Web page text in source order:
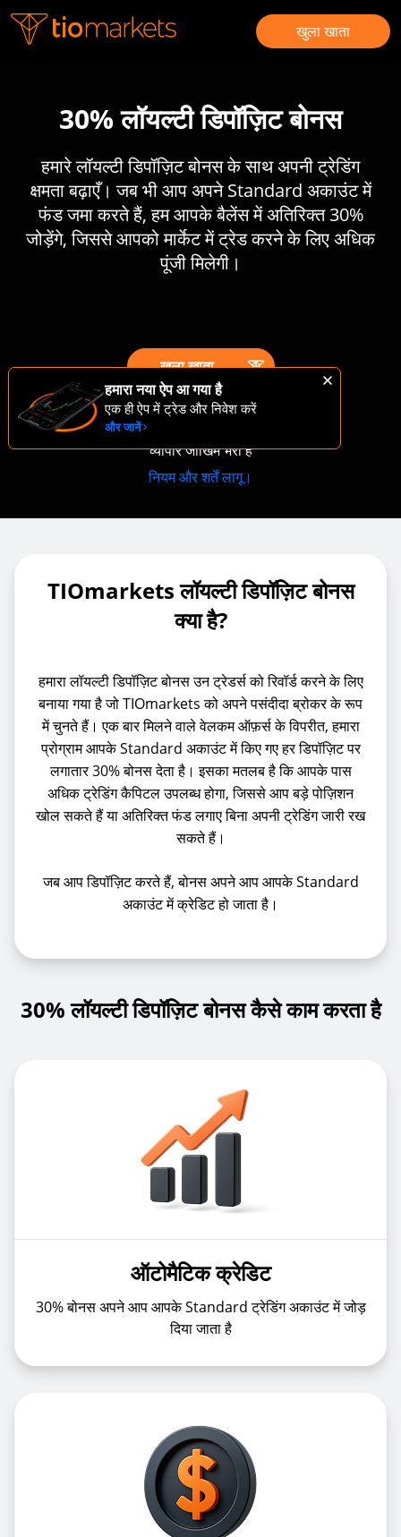
खुला खाता
30% लॉयल्टी डिपॉज़िट बोनस
हमारे लॉयल्टी डिपॉज़िट बोनस के साथ अपनी ट्रेडिंग
क्षमता बढ़ाएँ। जब भी आप अपने Standard अकाउंट में
फंड जमा करते हैं, हम आपके बैलेंस में अतिरिक्त 30%
जोड़ेंगे, जिससे आपको मार्केट में ट्रेड करने के लिए अधिक
पूंजी मिलेगी।
खुला खाता
लॉगिन और जमा करें
व्यापार जोखिम भरा है
नियम और शर्तें लागू।
TIOmarkets लॉयल्टी डिपॉज़िट बोनस
क्या है?
हमारा लॉयल्टी डिपॉज़िट बोनस उन ट्रेडर्स को रिवॉर्ड करने के लिए
बनाया गया है जो TIOmarkets को अपने पसंदीदा ब्रोकर के रूप
में चुनते हैं। एक बार मिलने वाले वेलकम ऑफ़र्स के विपरीत, हमारा
प्रोग्राम आपके Standard अकाउंट में किए गए हर डिपॉज़िट पर
लगातार 30% बोनस देता है। इसका मतलब है कि आपके पास
अधिक ट्रेडिंग कैपिटल उपलब्ध होगा, जिससे आप बड़े पोज़िशन
खोल सकते हैं या अतिरिक्त फंड लगाए बिना अपनी ट्रेडिंग जारी रख
सकते हैं।
जब आप डिपॉज़िट करते हैं, बोनस अपने आप आपके Standard
अकाउंट में क्रेडिट हो जाता है।
30% लॉयल्टी डिपॉज़िट बोनस कैसे काम करता है
ऑटोमैटिक क्रेडिट
30% बोनस अपने आप आपके Standard ट्रेडिंग अकाउंट में जोड़
दिया जाता है
हमारा नया ऐप आ गया है
एक ही ऐप में ट्रेड और निवेश करें
और जानें